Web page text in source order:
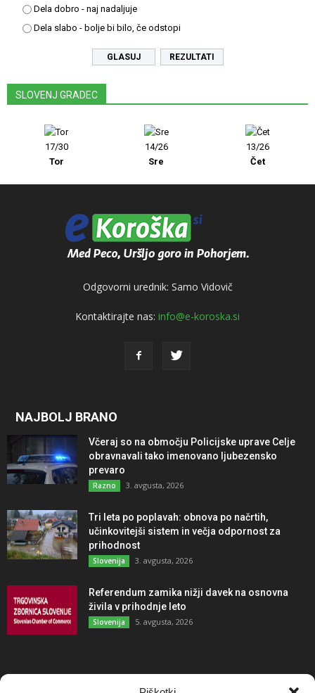
Dela dobro - naj nadaljuje
Dela slabo - bolje bi bilo, če odstopi
REZULTATI
SLOVENJ GRADEC
17/30
Tor
14/26
Sre
13/26
Čet
Odgovorni urednik: Samo Vidovič
Kontaktirajte nas: info@e-koroska.si
NAJBOLJ BRANO
Včeraj so na območju Policijske uprave Celje
obravnavali tako imenovano ljubezensko
prevaro
Razno 3. avgusta, 2026
Tri leta po poplavah: obnova po načrtih,
učinkovitejši sistem in večja odpornost za
prihodnost
Slovenija 3. avgusta, 2026
Referendum zamika nižji davek na osnovna
živila v prihodnje leto
Slovenija 5. avgusta, 2026